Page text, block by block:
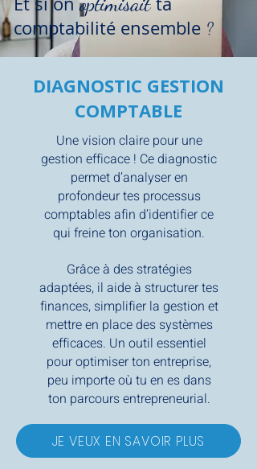
comptabilité ensemble ?
DIAGNOSTIC GESTION
COMPTABLE
Une vision claire pour une
gestion efficace ! Ce diagnostic
permet d’analyser en
profondeur tes processus
comptables afin d’identifier ce
qui freine ton organisation.
Grâce à des stratégies
adaptées, il aide à structurer tes
finances, simplifier la gestion et
mettre en place des systèmes
efficaces. Un outil essentiel
pour optimiser ton entreprise,
peu importe où tu en es dans
ton parcours entrepreneurial.
JE VEUX EN SAVOIR PLUS